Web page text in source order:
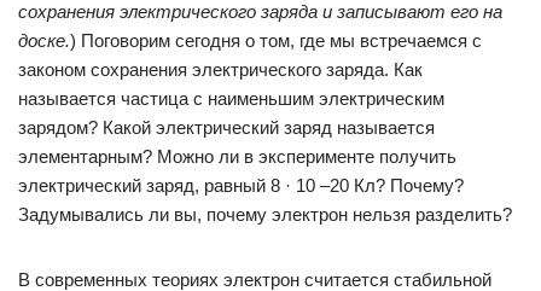
сохранения электрического заряда и записывают его на
доске.) Поговорим сегодня о том, где мы встречаемся с
законом сохранения электрического заряда. Как
называется частица с наименьшим электрическим
зарядом? Какой электрический заряд называется
элементарным? Можно ли в эксперименте получить
электрический заряд, равный 8 · 10 –20 Кл? Почему?
Задумывались ли вы, почему электрон нельзя разделить?
В современных теориях электрон считается стабильной